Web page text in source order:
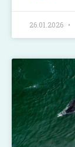
26.01.2026